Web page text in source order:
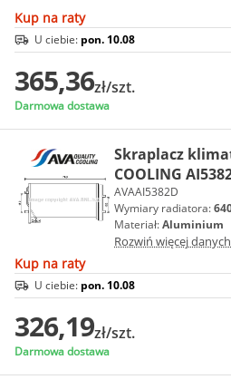
Kup na raty
U ciebie: pon. 10.08
365,36zł/szt.
Darmowa dostawa
Skraplacz
COOLING
AVAAI5382D
Wymiary radiatora:
Materiał:Aluminium
Rozwiń więcej danych
Kup na raty
U ciebie: pon. 10.08
326,19zł/szt.
Darmowa dostawa